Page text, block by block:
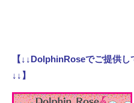
【↓↓DolphinRoseでご提供
↓↓】